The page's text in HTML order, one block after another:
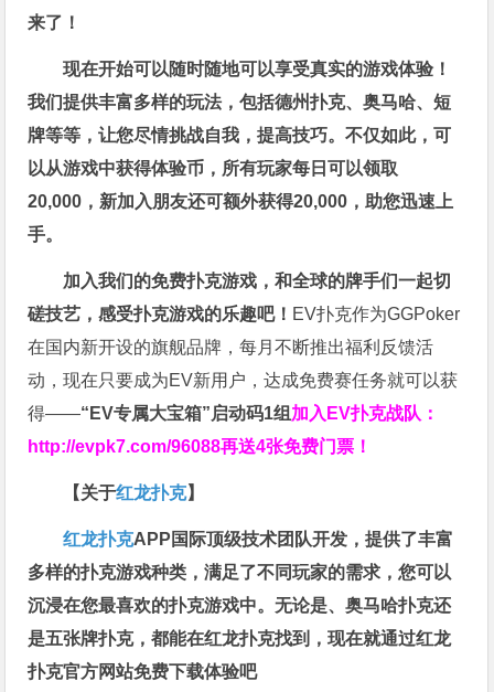
来了！
现在开始可以随时随地可以享受真实的游戏体验！
我们提供丰富多样的玩法，包括德州扑克、奥马哈、短
牌等等，让您尽情挑战自我，提高技巧。不仅如此，可
以从游戏中获得体验币，所有玩家每日可以领取
20,000，新加入朋友还可额外获得20,000，助您迅速上
手。
加入我们的免费扑克游戏，和全球的牌手们一起切
磋技艺，感受扑克游戏的乐趣吧！ EV扑克作为GGPoker
在国内新开设的旗舰品牌，每月不断推出福利反馈活
动，现在只要成为EV新用户，达成免费赛任务就可以获
得——“EV专属大宝箱”启动码1组 加入EV扑克战队：
http://evpk7.com/96088再送4张免费门票！
【关于红龙扑克】
红龙扑克APP国际顶级技术团队开发，提供了丰富
多样的扑克游戏种类，满足了不同玩家的需求，您可以
沉浸在您最喜欢的扑克游戏中。无论是、奥马哈扑克还
是五张牌扑克，都能在红龙扑克找到，现在就通过红龙
扑克官方网站免费下载体验吧